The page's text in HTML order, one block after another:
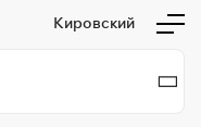
Кировский